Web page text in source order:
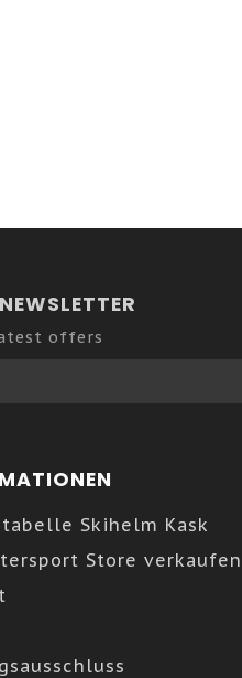
offers
Skihelm Kask
Store verkaufen